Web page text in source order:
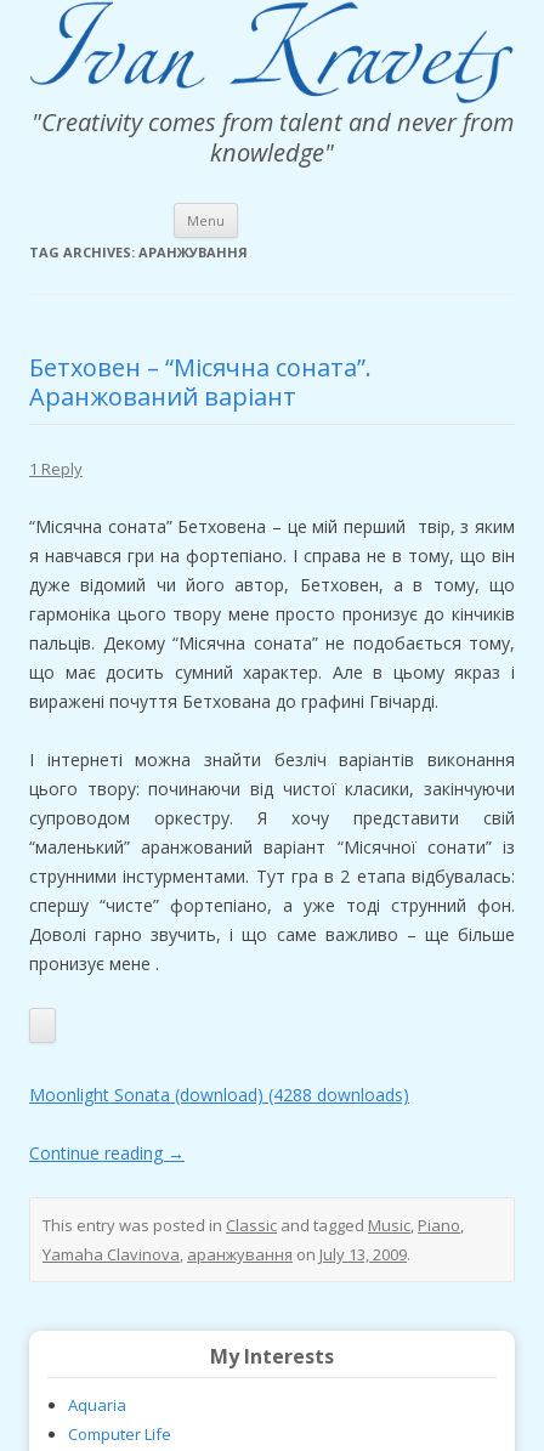
"Creativity comes from talent and never from
knowledge"
Menu Skip
content
TAG ARCHIVES: АРАНЖУВАННЯ
Бетховен – “Місячна соната”.
Аранжований варіант
1 Reply
“Місячна соната” Бетховена – це мій перший твір, з яким
я навчався гри на фортепіано. І справа не в тому, що він
дуже відомий чи його автор, Бетховен, а в тому, що
гармоніка цього твору мене просто пронизує до кінчиків
пальців. Декому “Місячна соната” не подобається тому,
що має досить сумний характер. Але в цьому якраз і
виражені почуття Бетхована до графині Гвічарді.
І інтернеті можна знайти безліч варіантів виконання
цього твору: починаючи від чистої класики, закінчуючи
супроводом оркестру. Я хочу представити свій
“маленький” аранжований варіант “Місячної сонати” із
струнними інстурментами. Тут гра в 2 етапа відбувалась:
спершу “чисте” фортепіано, а уже тоді струнний фон.
Доволі гарно звучить, і що саме важливо – ще більше
пронизує мене .
Moonlight Sonata (download) (4288 downloads)
Continue reading →
This entry was posted in Classic and tagged Music, Piano,
Yamaha Clavinova, аранжування on July 13, 2009.
My Interests
Aquaria
Computer Life